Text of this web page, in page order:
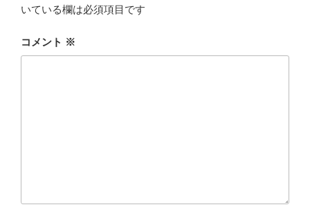
いている欄は必須項目です
コメント ※